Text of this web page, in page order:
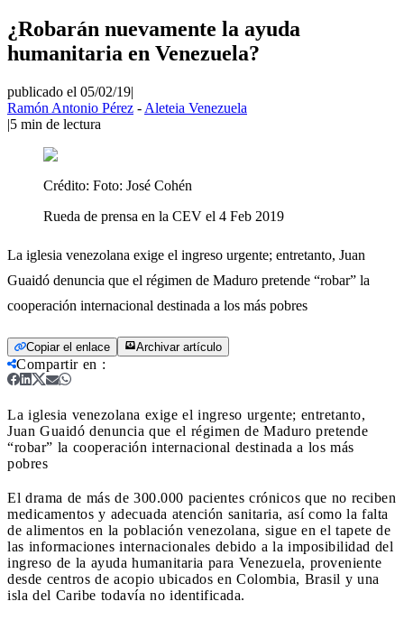
¿Robarán nuevamente la ayuda
humanitaria en Venezuela?
publicado el 05/02/19|
Ramón Antonio Pérez - Aleteia Venezuela
|5 min de lectura
Crédito: Foto: José Cohén
Rueda de prensa en la CEV el 4 Feb 2019
La iglesia venezolana exige el ingreso urgente; entretanto, Juan
Guaidó denuncia que el régimen de Maduro pretende “robar” la
cooperación internacional destinada a los más pobres
Copiar el enlace Archivar artículo
Compartir en :
La iglesia venezolana exige el ingreso urgente; entretanto,
Juan Guaidó denuncia que el régimen de Maduro pretende
“robar” la cooperación internacional destinada a los más
pobres
El drama de más de 300.000 pacientes crónicos que no reciben
medicamentos y adecuada atención sanitaria, así como la falta
de alimentos en la población venezolana, sigue en el tapete de
las informaciones internacionales debido a la imposibilidad del
ingreso de la ayuda humanitaria para Venezuela, proveniente
desde centros de acopio ubicados en Colombia, Brasil y una
isla del Caribe todavía no identificada.